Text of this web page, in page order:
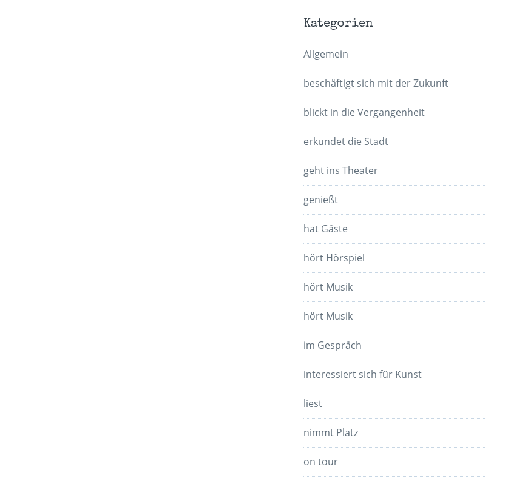
Kategorien
Allgemein
beschäftigt sich mit der Zukunft
blickt in die Vergangenheit
erkundet die Stadt
geht ins Theater
genießt
hat Gäste
hört Hörspiel
hört Musik
hört Musik
im Gespräch
interessiert sich für Kunst
liest
nimmt Platz
on tour